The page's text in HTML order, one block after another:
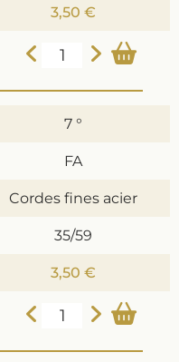
3,50 €
7 °
FA
Cordes fines acier
35/59
3,50 €